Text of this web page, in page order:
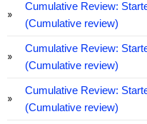
Cumulative Review:
(Cumulative review)
Cumulative Review:
(Cumulative review)
Cumulative Review:
(Cumulative review)